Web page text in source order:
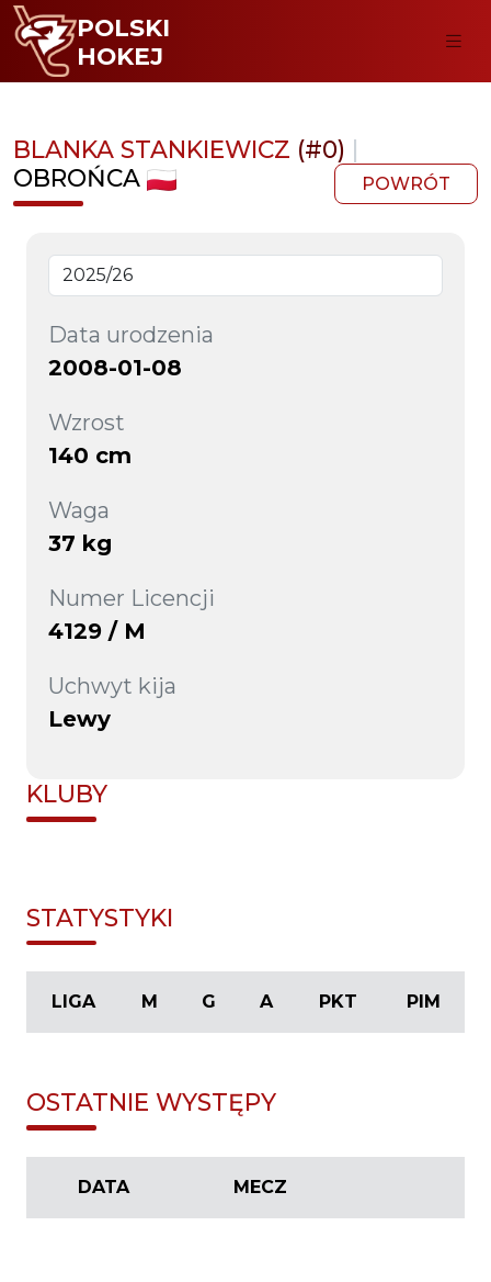
POLSKI
HOKEJ
BLANKA STANKIEWICZ (#0) |
OBROŃCA
POWRÓT
Data urodzenia
2008-01-08
Wzrost
140 cm
Waga
37 kg
Numer Licencji
4129 / M
Uchwyt kija
Lewy
KLUBY
STATYSTYKI
LIGA M G A PKT PIM
OSTATNIE WYSTĘPY
DATA MECZ